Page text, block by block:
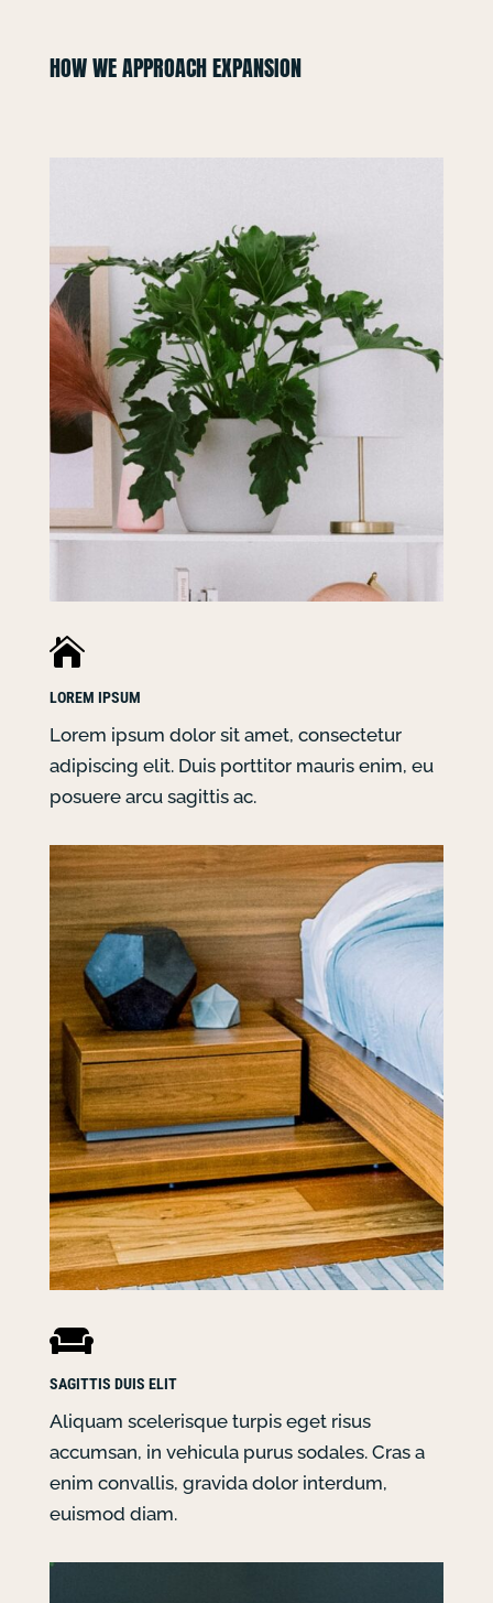
HOW WE APPROACH EXPANSION

LOREM IPSUM
Lorem ipsum dolor sit amet, consectetur
adipiscing elit. Duis porttitor mauris enim, eu
posuere arcu sagittis ac.

SAGITTIS DUIS ELIT
Aliquam scelerisque turpis eget risus
accumsan, in vehicula purus sodales. Cras a
enim convallis, gravida dolor interdum,
euismod diam.